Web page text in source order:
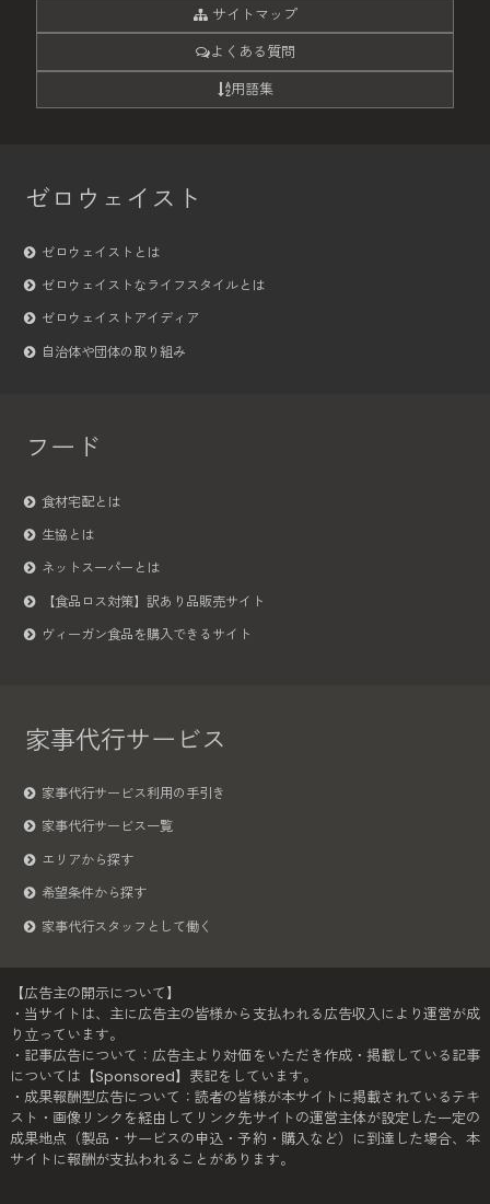
サイトマップ
よくある質問
用語集
ゼロウェイスト
ゼロウェイストとは
ゼロウェイストなライフスタイルとは
ゼロウェイストアイディア
自治体や団体の取り組み
フード
食材宅配とは
生協とは
ネットスーパーとは
【食品ロス対策】訳あり品販売サイト
ヴィーガン食品を購入できるサイト
家事代行サービス
家事代行サービス利用の手引き
家事代行サービス一覧
エリアから探す
希望条件から探す
家事代行スタッフとして働く
【広告主の開示について】
・当サイトは、主に広告主の皆様から支払われる広告収入により運営が成
り立っています。
・記事広告について：広告主より対価をいただき作成・掲載している記事
については【Sponsored】表記をしています。
・成果報酬型広告について：読者の皆様が本サイトに掲載されているテキ
スト・画像リンクを経由してリンク先サイトの運営主体が設定した一定の
成果地点（製品・サービスの申込・予約・購入など）に到達した場合、本
サイトに報酬が支払われることがあります。